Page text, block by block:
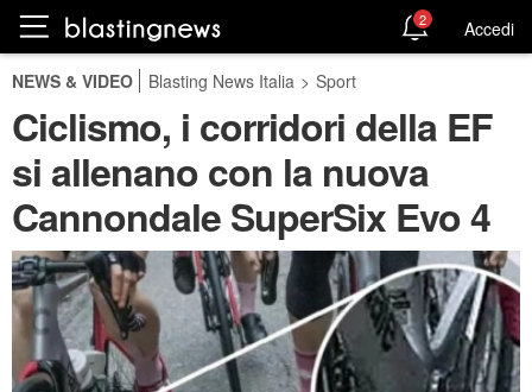
2 Accedi
NEWS & VIDEO Blasting News Italia > Sport
Ciclismo, i corridori della EF
si allenano con la nuova
Cannondale SuperSix Evo 4